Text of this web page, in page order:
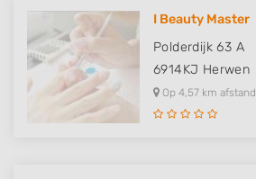
I Beauty Master
Polderdijk 63 A
6914KJ Herwen
Op 4,57 km afstand